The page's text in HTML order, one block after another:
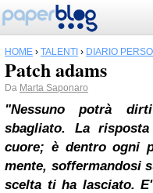
HOME › TALENTI › DIARIO
Patch adams
Da Marta Saponaro
"Nessuno potrà
sbagliato. La
cuore; è dentro ogni
mente, soffermandosi
scelta ti ha lasciato.